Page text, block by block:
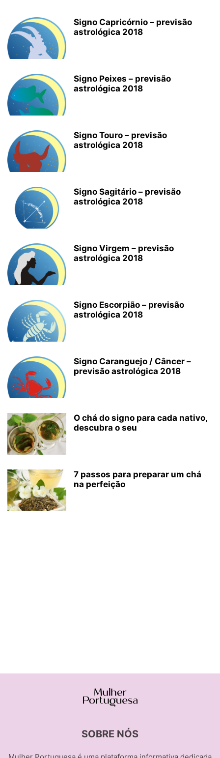
Signo Capricórnio – previsão
astrológica 2018
Signo Peixes – previsão
astrológica 2018
Signo Touro – previsão
astrológica 2018
Signo Sagitário – previsão
astrológica 2018
Signo Virgem – previsão
astrológica 2018
Signo Escorpião – previsão
astrológica 2018
Signo Caranguejo / Câncer –
previsão astrológica 2018
O chá do signo para cada nativo,
descubra o seu
7 passos para preparar um chá
na perfeição
SOBRE NÓS